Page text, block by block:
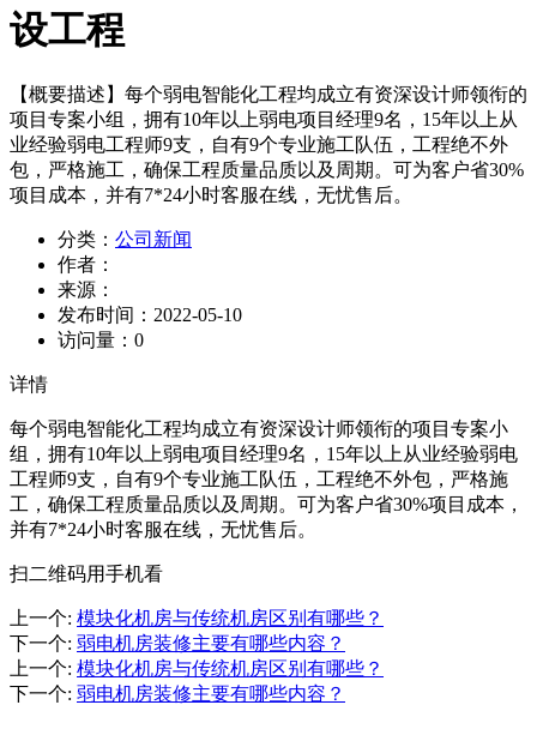
设工程
【概要描述】 每个弱电智能化工程均成立有资深设计师领衔的
项目专案小组，拥有10年以上弱电项目经理9名，15年以上从
业经验弱电工程师9支，自有9个专业施工队伍，工程绝不外
包，严格施工，确保工程质量品质以及周期。可为客户省30%
项目成本，并有7*24小时客服在线，无忧售后。
分类： 公司新闻
作者：
来源：
发布时间： 2022-05-10
访问量： 0
详情
每个弱电智能化工程均成立有资深设计师领衔的项目专案小
组，拥有10年以上弱电项目经理9名，15年以上从业经验弱电
工程师9支，自有9个专业施工队伍，工程绝不外包，严格施
工，确保工程质量品质以及周期。可为客户省30%项目成本，
并有7*24小时客服在线，无忧售后。
扫二维码用手机看
上一个: 模块化机房与传统机房区别有哪些？
下一个: 弱电机房装修主要有哪些内容？
上一个: 模块化机房与传统机房区别有哪些？
下一个: 弱电机房装修主要有哪些内容？